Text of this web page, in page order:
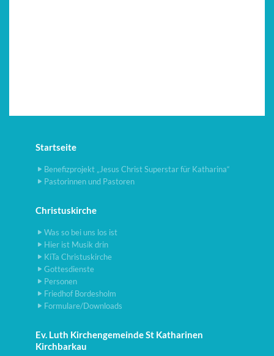
Startseite
Benefizprojekt „Jesus Christ Superstar für Katharina“
Pastorinnen und Pastoren
Christuskirche
Was so bei uns los ist
Hier ist Musik drin
KiTa Christuskirche
Gottesdienste
Personen
Friedhof Bordesholm
Formulare/Downloads
Ev. Luth Kirchengemeinde St Katharinen
Kirchbarkau